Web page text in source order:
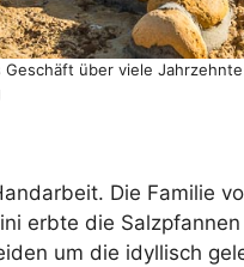
über viele
Die Familie
erbte die
um die idyllisch